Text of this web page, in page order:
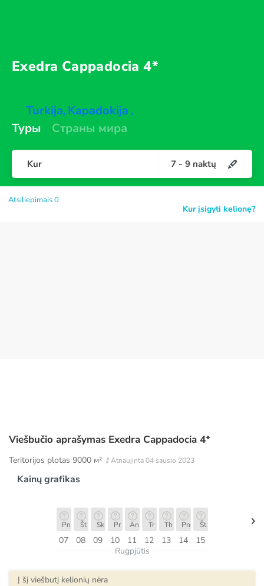
Exedra Cappadocia 4*
Turkija, Kapadokija ,
Туры Страны мира
Kur 7 - 9 naktų
Kur įsigyti kelionę?
Atsiliepimais 0
Viešbučio aprašymas Exedra Cappadocia 4*
Teritorijos plotas 9000 м² // Atnaujinta 04 sausio 2023
Kainų grafikas
07
Pn
08
Št
09
Sk
10
Pr
11
An
12
Tr
13
Th
14
Pn
15
Št
Rugpjūtis
Į šį viešbutį kelionių nėra